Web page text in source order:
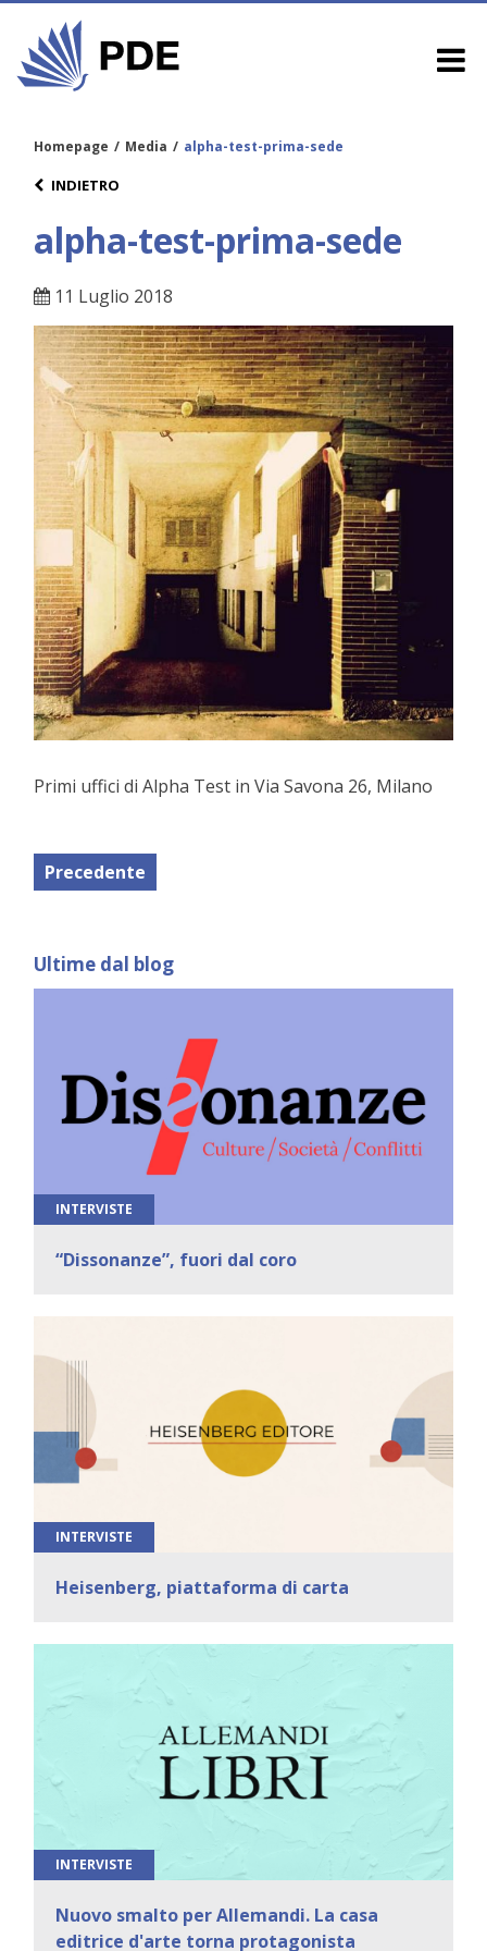
Homepage / Media / alpha-test-prima-sede
INDIETRO
alpha-test-prima-sede
11 Luglio 2018
Primi uffici di Alpha Test in Via Savona 26, Milano
Precedente
Ultime dal blog
INTERVISTE
“Dissonanze”, fuori dal coro
INTERVISTE
Heisenberg, piattaforma di carta
INTERVISTE
Nuovo smalto per Allemandi. La casa
editrice d'arte torna protagonista